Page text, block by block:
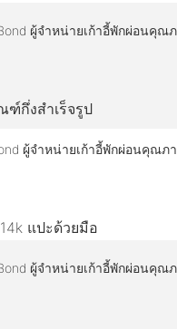
กึ่งสำเร็จรูป
แปะด้วยมือ